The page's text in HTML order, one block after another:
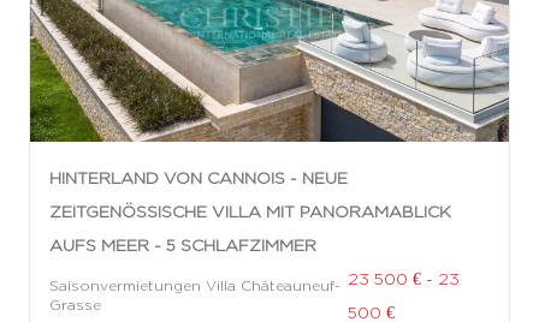
HINTERLAND VON CANNOIS - NEUE
ZEITGENÖSSISCHE VILLA MIT PANORAMABLICK
AUFS MEER - 5 SCHLAFZIMMER
Saisonvermietungen Villa Châteauneuf-
Grasse
23 500 € - 23
500 €